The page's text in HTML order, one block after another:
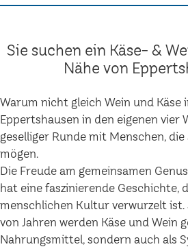
Sie suchen ein Käse- &
Nähe von
Warum nicht gleich Wein und Käse
Eppertshausen in den eigenen vier
geselliger Runde mit Menschen,
mögen.
Die Freude am gemeinsamen
hat eine faszinierende Geschichte,
menschlichen Kultur verwurzelt ist.
von Jahren werden Käse und Wein
Nahrungsmittel, sondern auch als